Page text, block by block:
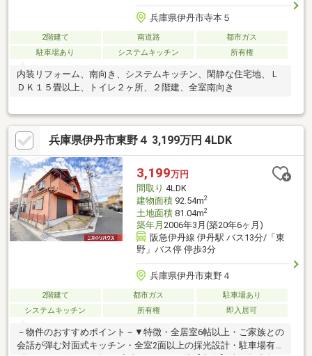
兵庫県伊丹市寺本５
2階建て 南道路
都市ガス
駐車場あり
システムキッチン 所有権
内装リフォーム、南向き、システムキッチン、閑静な住宅地、Ｌ
ＤＫ１５畳以上、トイレ２ヶ所、２階建、全室南向き
兵庫県伊丹市東野４ 3,199万円 4LDK
3,199万円
間取り 4LDK
建物面積92.54m2
土地面積81.04m2
築年月 2006年3月(築20年6ヶ月)
阪急伊丹線 伊丹駅 バス13分/「東
野」バス停 停歩3分
兵庫県伊丹市東野４
2階建て 都市ガス
駐車場あり
システムキッチン
所有権 即入居可
－物件のおすすめポイント－▼特徴・全居室6帖以上・ご家族との
会話が弾む対面式キッチン・全室2面以上の採光設計・駐車場有